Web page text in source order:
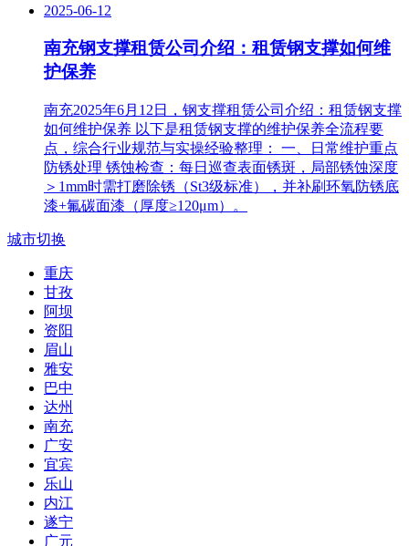
2025-06-12
南充钢支撑租赁公司介绍：租赁钢支撑如何维
护保养
南充2025年6月12日，钢支撑租赁公司介绍：租赁钢支撑
如何维护保养 以下是租赁钢支撑的维护保养全流程要
点，综合行业规范与实操经验整理： 一、日常维护重点‌
防锈处理‌ 锈蚀检查‌：每日巡查表面锈斑，局部锈蚀深度
＞1mm时需打磨除锈（St3级标准），并补刷环氧防锈底
漆+氟碳面漆（厚度≥120μm）。
城市切换
重庆
甘孜
阿坝
资阳
眉山
雅安
巴中
达州
南充
广安
宜宾
乐山
内江
遂宁
广元